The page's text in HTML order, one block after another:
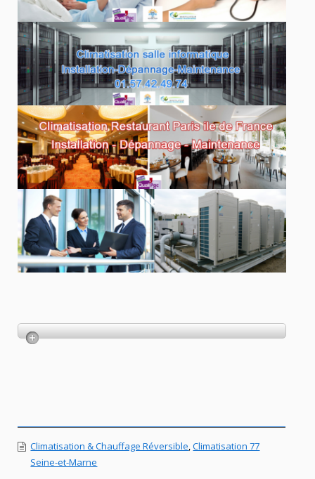
Climatisation & Chauffage Réversible,Climatisation 77
Seine-et-Marne